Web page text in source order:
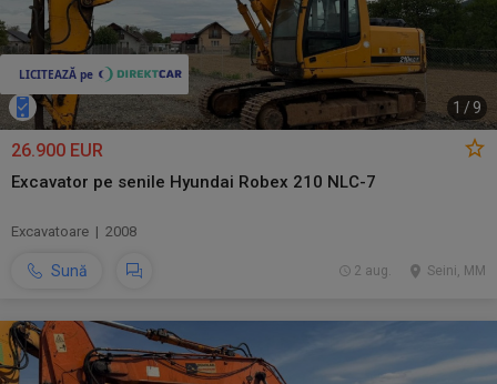
1 /9
26.900 EUR
Excavator pe senile Hyundai Robex 210 NLC-7
Excavatoare | 2008
Sună Seini, MM
2 aug.